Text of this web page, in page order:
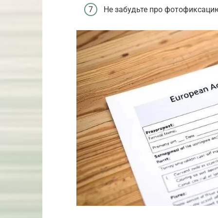
Не забудьте про